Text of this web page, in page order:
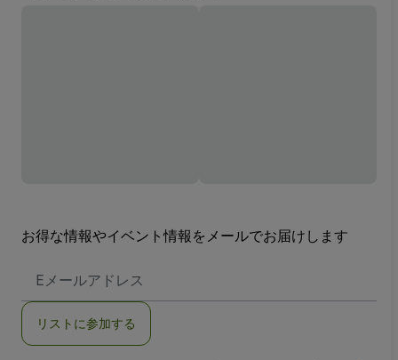
お得な情報やイベント情報をメールでお届けします
メ
ア
リストに参加する